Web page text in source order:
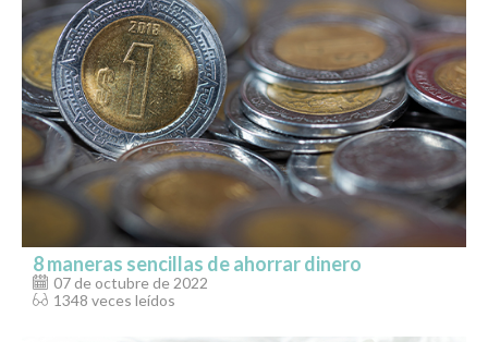
8 maneras sencillas de ahorrar dinero
07 de octubre de 2022
1348 veces leídos